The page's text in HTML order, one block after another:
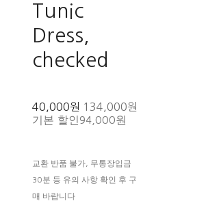
Tunic
Dress,
checked
40,000원 134,000원
기본 할인 94,000원
교환 반품 불가, 무통장입금
30분 등 유의 사항 확인 후 구
매 바랍니다